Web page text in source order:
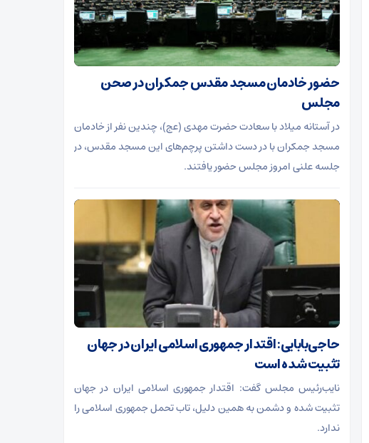
حضور خادمان مسجد مقدس جمکران در صحن
مجلس
در آستانه میلاد با سعادت حضرت مهدی (عج)، چندین نفر از خادمان
مسجد جمکران با در دست داشتن پرچم‌های این مسجد مقدس، در
جلسه علنی امروز مجلس حضور یافتند.
حاجی‌بابایی: اقتدار جمهوری اسلامی ایران در جهان
تثبیت شده است
نایب‌رئیس مجلس گفت: اقتدار جمهوری اسلامی ایران در جهان
تثبیت شده و دشمن به همین دلیل، تاب تحمل جمهوری اسلامی را
ندارد.